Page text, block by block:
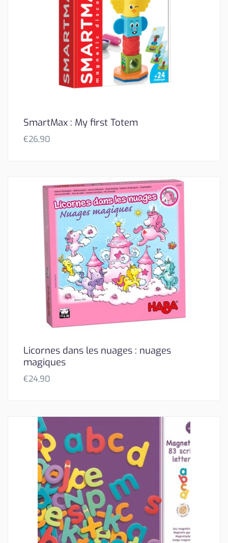
SmartMax : My first Totem
€26,90
Licornes dans les nuages : nuages
magiques
€24,90